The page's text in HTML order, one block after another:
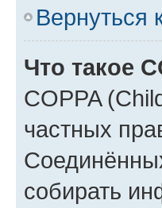
Вернуться
Что такое
COPPA
частных
собирать